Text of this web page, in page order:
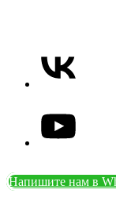
Напишите нам в